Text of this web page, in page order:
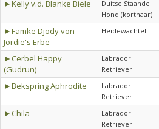
►Kelly v.d. Blanke Biele
Duitse Staande
Hond (korthaar)
►Famke Djody von
Jordie's Erbe
Heidewachtel
►Cerbel Happy
(Gudrun)
Labrador
Retriever
►Bekspring Aphrodite
Labrador
Retriever
►Chila
Labrador
Retriever